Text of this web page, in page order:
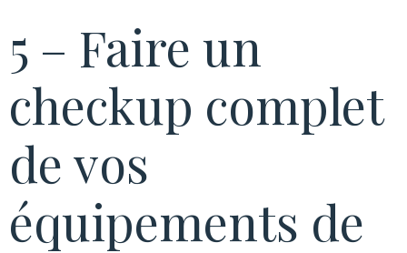
5 – Faire un
checkup complet
de vos
équipements de